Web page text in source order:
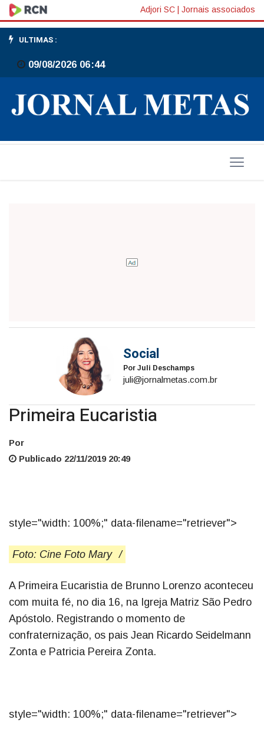
Primeira
Eucaristia
Adjori SC Jornais associados
ULTIMAS :
09/08/2026 06:44
Social
Por Juli Deschamps
juli@jornalmetas.com.br
Primeira Eucaristia
Por
Publicado 22/11/2019 20:49
style="width: 100%;" data-filename="retriever">
Foto: Cine Foto Mary /
A Primeira Eucaristia de Brunno Lorenzo aconteceu
com muita fé, no dia 16, na Igreja Matriz São Pedro
Apóstolo. Registrando o momento de
confraternização, os pais Jean Ricardo Seidelmann
Zonta e Patricia Pereira Zonta.
style="width: 100%;" data-filename="retriever">